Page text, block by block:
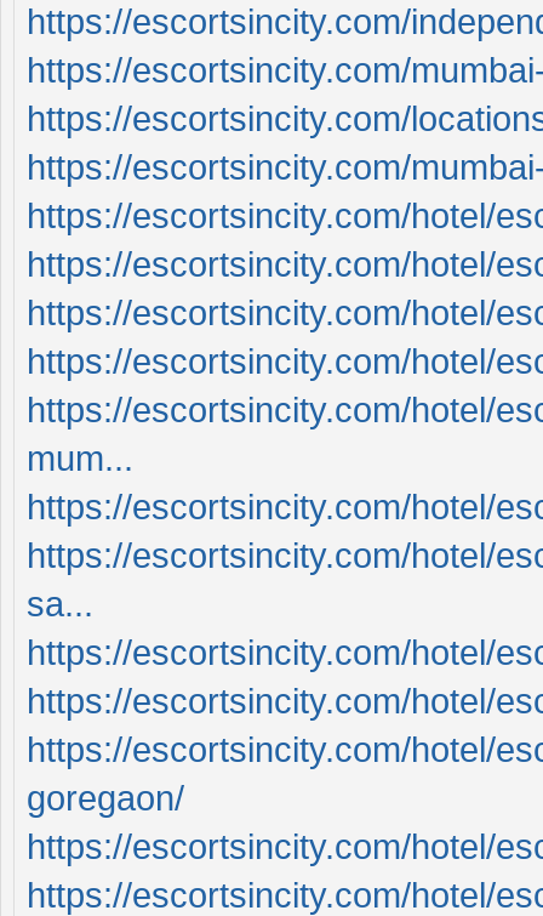
https://escortsincity.com/
https://escortsincity.com/
https://escortsincity.com/
https://escortsincity.com/
https://escortsincity.com/hotel/
https://escortsincity.com/hotel/
https://escortsincity.com/hotel/
https://escortsincity.com/hotel/
https://escortsincity.com/hotel/
mum...
https://escortsincity.com/hotel/
https://escortsincity.com/hotel/
sa...
https://escortsincity.com/hotel/
https://escortsincity.com/hotel/
https://escortsincity.com/hotel/
goregaon/
https://escortsincity.com/hotel/
https://escortsincity.com/hotel/